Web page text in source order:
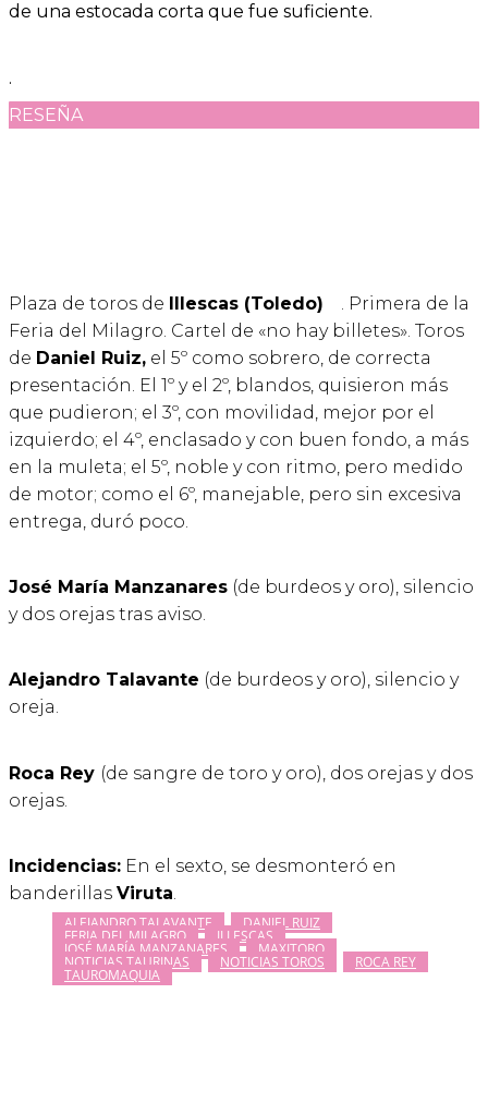
de una estocada corta que fue suficiente.
.
RESEÑA
Plaza de toros de Illescas (Toledo)
. Primera de la
Feria del Milagro. Cartel de «no hay billetes». Toros
de Daniel Ruiz, el 5º como sobrero, de correcta
presentación. El 1º y el 2º, blandos, quisieron más
que pudieron; el 3º, con movilidad, mejor por el
izquierdo; el 4º, enclasado y con buen fondo, a más
en la muleta; el 5º, noble y con ritmo, pero medido
de motor; como el 6º, manejable, pero sin excesiva
entrega, duró poco.
José María Manzanares (de burdeos y oro), silencio
y dos orejas tras aviso.
Alejandro Talavante (de burdeos y oro), silencio y
oreja.
Roca Rey (de sangre de toro y oro), dos orejas y dos
orejas.
Incidencias: En el sexto, se desmonteró en
banderillas Viruta
ALEJANDRO TALAVANTE DANIEL RUIZ
FERIA DEL MILAGRO ILLESCAS
JOSÉ MARÍA MANZANARES MAXITORO
NOTICIAS TAURINAS NOTICIAS TOROS ROCA REY
TAUROMAQUIA